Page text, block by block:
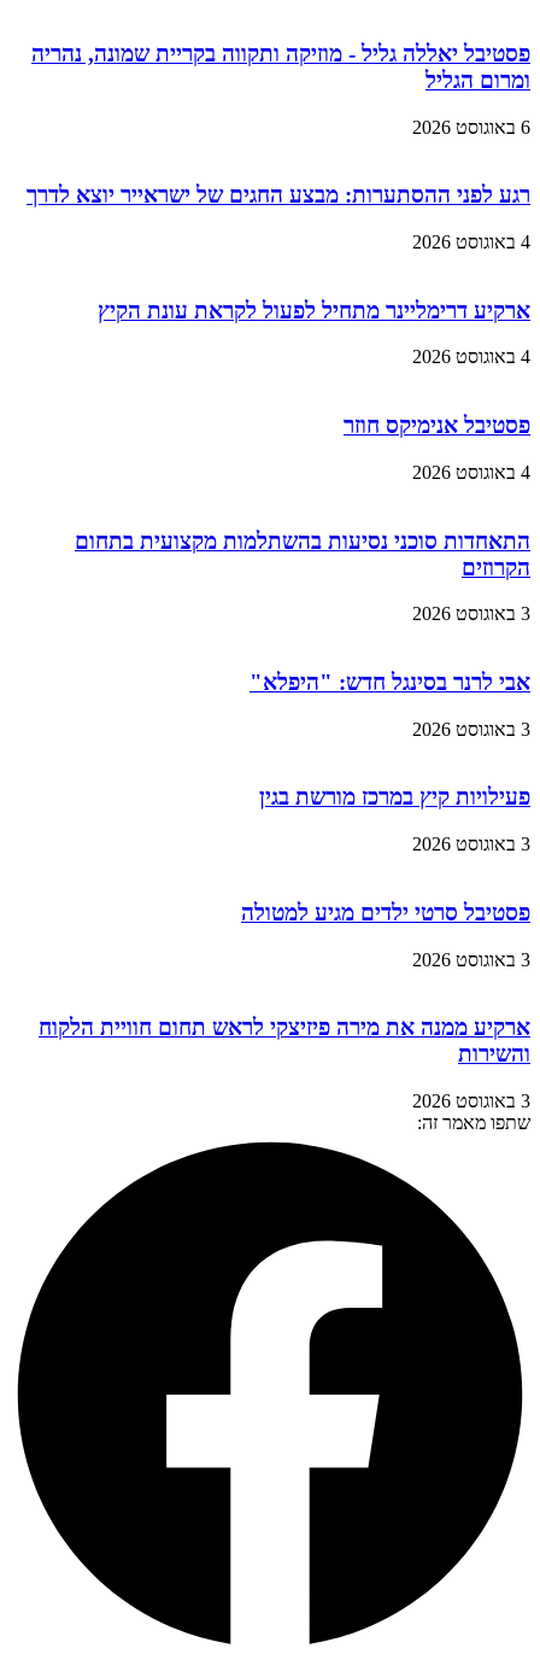
פסטיבל יאללה גליל - מוזיקה ותקווה בקריית שמונה, נהריה
ומרום הגליל
6 באוגוסט 2026
רגע לפני ההסתערות: מבצע החגים של ישראייר יוצא לדרך
4 באוגוסט 2026
ארקיע דרימליינר מתחיל לפעול לקראת עונת הקיץ
4 באוגוסט 2026
פסטיבל אנימיקס חוזר
4 באוגוסט 2026
התאחדות סוכני נסיעות בהשתלמות מקצועית בתחום
הקרוזים
3 באוגוסט 2026
אבי לרנר בסינגל חדש: "היפלא"
3 באוגוסט 2026
פעילויות קיץ במרכז מורשת בגין
3 באוגוסט 2026
פסטיבל סרטי ילדים מגיע למטולה
3 באוגוסט 2026
ארקיע ממנה את מירה פיזיצקי לראש תחום חוויית הלקוח
והשירות
3 באוגוסט 2026
שתפו מאמר זה: